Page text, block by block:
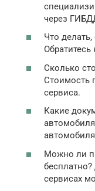
через
Что
Сколько
Стоимость
сервиса.
Какие
Можно ли
сервисах